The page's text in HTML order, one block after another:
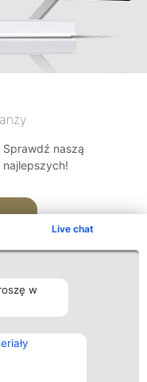
Live chat
w
naszą
Kontakt
Kontakt